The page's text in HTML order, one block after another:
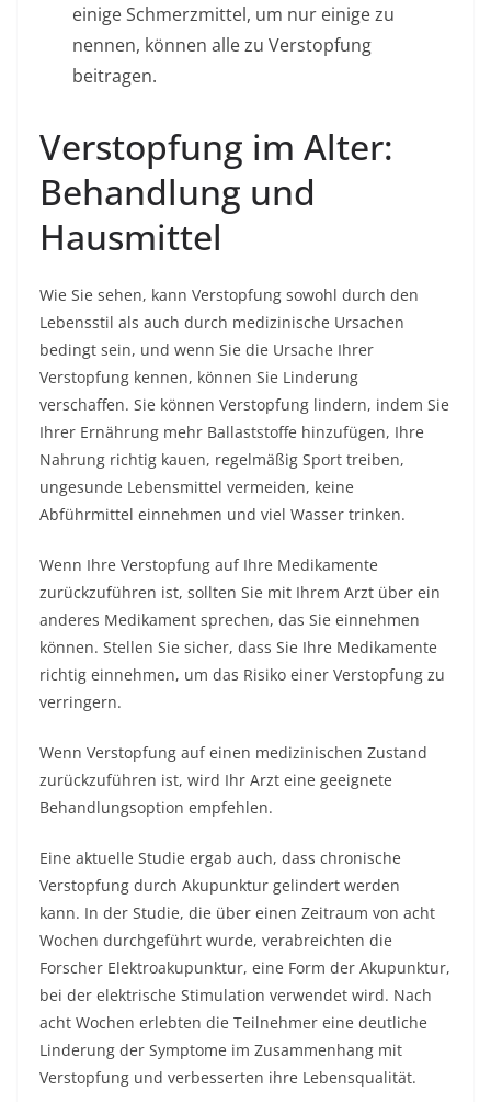
einige Schmerzmittel, um nur einige zu
nennen, können alle zu Verstopfung
beitragen.
Verstopfung im Alter:
Behandlung und
Hausmittel
Wie Sie sehen, kann Verstopfung sowohl durch den
Lebensstil als auch durch medizinische Ursachen
bedingt sein, und wenn Sie die Ursache Ihrer
Verstopfung kennen, können Sie Linderung
verschaffen. Sie können Verstopfung lindern, indem Sie
Ihrer Ernährung mehr Ballaststoffe hinzufügen, Ihre
Nahrung richtig kauen, regelmäßig Sport treiben,
ungesunde Lebensmittel vermeiden, keine
Abführmittel einnehmen und viel Wasser trinken.
Wenn Ihre Verstopfung auf Ihre Medikamente
zurückzuführen ist, sollten Sie mit Ihrem Arzt über ein
anderes Medikament sprechen, das Sie einnehmen
können. Stellen Sie sicher, dass Sie Ihre Medikamente
richtig einnehmen, um das Risiko einer Verstopfung zu
verringern.
Wenn Verstopfung auf einen medizinischen Zustand
zurückzuführen ist, wird Ihr Arzt eine geeignete
Behandlungsoption empfehlen.
Eine aktuelle Studie ergab auch, dass chronische
Verstopfung durch Akupunktur gelindert werden
kann. In der Studie, die über einen Zeitraum von acht
Wochen durchgeführt wurde, verabreichten die
Forscher Elektroakupunktur, eine Form der Akupunktur,
bei der elektrische Stimulation verwendet wird. Nach
acht Wochen erlebten die Teilnehmer eine deutliche
Linderung der Symptome im Zusammenhang mit
Verstopfung und verbesserten ihre Lebensqualität.